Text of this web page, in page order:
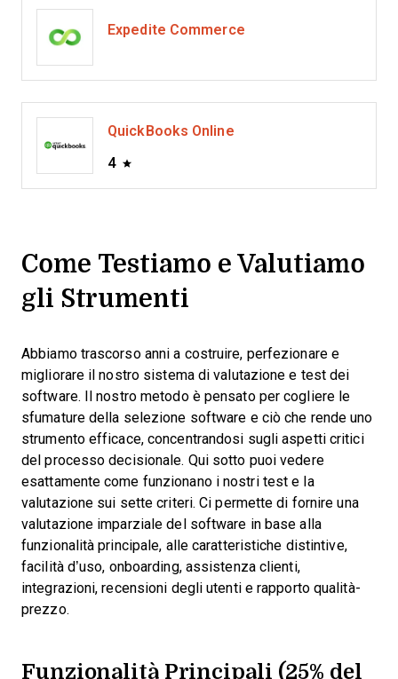
Expedite Commerce
QuickBooks Online
4
Come Testiamo e Valutiamo
gli Strumenti
Abbiamo trascorso anni a costruire, perfezionare e
migliorare il nostro sistema di valutazione e test dei
software. Il nostro metodo è pensato per cogliere le
sfumature della selezione software e ciò che rende uno
strumento efficace, concentrandosi sugli aspetti critici
del processo decisionale. Qui sotto puoi vedere
esattamente come funzionano i nostri test e la
valutazione sui sette criteri. Ci permette di fornire una
valutazione imparziale del software in base alla
funzionalità principale, alle caratteristiche distintive,
facilità d’uso, onboarding, assistenza clienti,
integrazioni, recensioni degli utenti e rapporto qualità-
prezzo.
Funzionalità Principali (25% del